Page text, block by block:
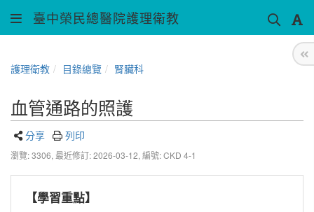
臺中榮民總醫院護理衛教
護理衛教 目錄總覽 腎臟科
血管通路的照護
分享 列印
瀏覽: 3306, 最近修訂: 2026-03-12, 編號: CKD 4-1
【學習重點】